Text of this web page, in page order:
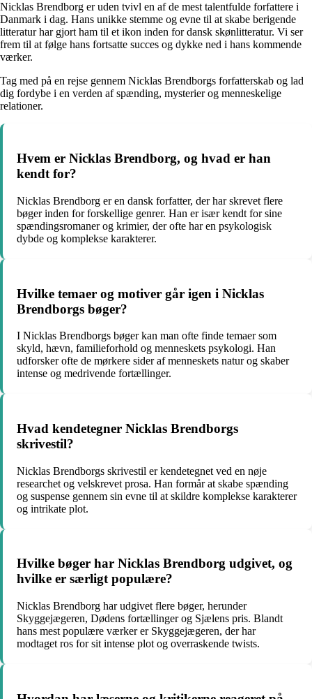
Nicklas Brendborg er uden tvivl en af de mest talentfulde forfattere i
Danmark i dag. Hans unikke stemme og evne til at skabe berigende
litteratur har gjort ham til et ikon inden for dansk skønlitteratur. Vi ser
frem til at følge hans fortsatte succes og dykke ned i hans kommende
værker.
Tag med på en rejse gennem Nicklas Brendborgs forfatterskab og lad
dig fordybe i en verden af spænding, mysterier og menneskelige
relationer.
Hvem er Nicklas Brendborg, og hvad er han
kendt for?
Nicklas Brendborg er en dansk forfatter, der har skrevet flere
bøger inden for forskellige genrer. Han er især kendt for sine
spændingsromaner og krimier, der ofte har en psykologisk
dybde og komplekse karakterer.
Hvilke temaer og motiver går igen i Nicklas
Brendborgs bøger?
I Nicklas Brendborgs bøger kan man ofte finde temaer som
skyld, hævn, familieforhold og menneskets psykologi. Han
udforsker ofte de mørkere sider af menneskets natur og skaber
intense og medrivende fortællinger.
Hvad kendetegner Nicklas Brendborgs
skrivestil?
Nicklas Brendborgs skrivestil er kendetegnet ved en nøje
researchet og velskrevet prosa. Han formår at skabe spænding
og suspense gennem sin evne til at skildre komplekse karakterer
og intrikate plot.
Hvilke bøger har Nicklas Brendborg udgivet, og
hvilke er særligt populære?
Nicklas Brendborg har udgivet flere bøger, herunder
Skyggejægeren, Dødens fortællinger og Sjælens pris. Blandt
hans mest populære værker er Skyggejægeren, der har
modtaget ros for sit intense plot og overraskende twists.